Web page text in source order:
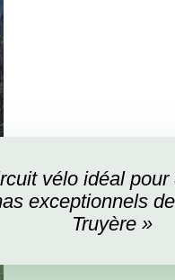
vélo idéal
exceptionnels
Truyère »